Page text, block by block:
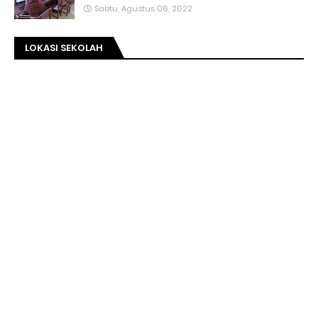
Sabtu, Agustus 06, 2022
LOKASI SEKOLAH